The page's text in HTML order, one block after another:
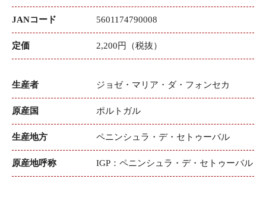
JANコード 5601174790008
定価 2,200円（税抜）
生産者 ジョゼ・マリア・ダ・フォンセカ
原産国 ポルトガル
生産地方 ペニンシュラ・デ・セトゥーバル
原産地呼称 IGP：ペニンシュラ・デ・セトゥーバル